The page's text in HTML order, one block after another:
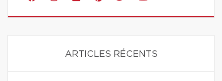
ARTICLES RÉCENTS